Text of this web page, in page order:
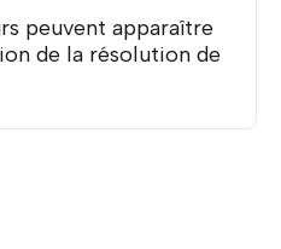
peuvent apparaître
de la résolution de